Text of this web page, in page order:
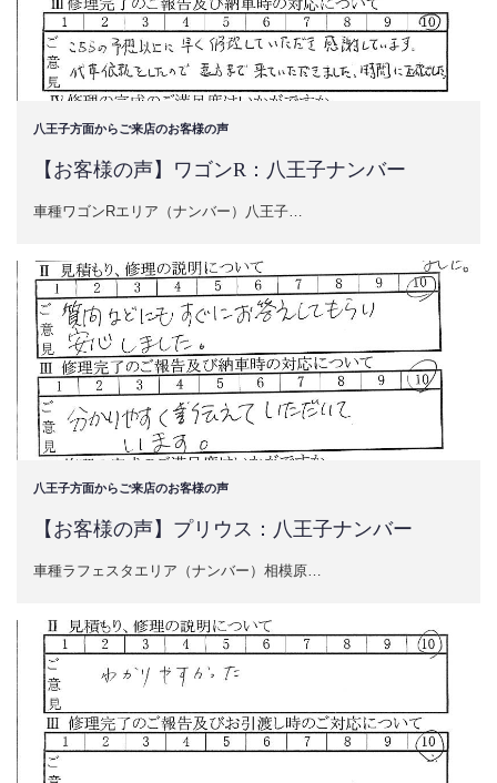
八王子方面からご来店のお客様の声
【お客様の声】ワゴンR：八王子ナンバー
車種ワゴンRエリア（ナンバー）八王子…
八王子方面からご来店のお客様の声
【お客様の声】プリウス：八王子ナンバー
車種ラフェスタエリア（ナンバー）相模原…